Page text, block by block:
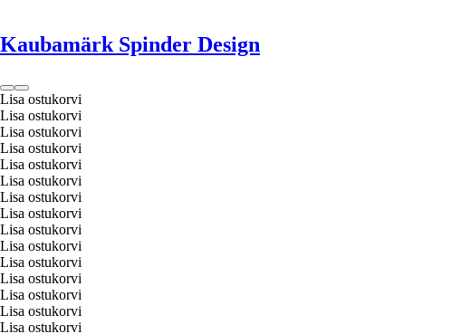
Kaubamärk Spinder Design
Lisa ostukorvi
Lisa ostukorvi
Lisa ostukorvi
Lisa ostukorvi
Lisa ostukorvi
Lisa ostukorvi
Lisa ostukorvi
Lisa ostukorvi
Lisa ostukorvi
Lisa ostukorvi
Lisa ostukorvi
Lisa ostukorvi
Lisa ostukorvi
Lisa ostukorvi
Lisa ostukorvi